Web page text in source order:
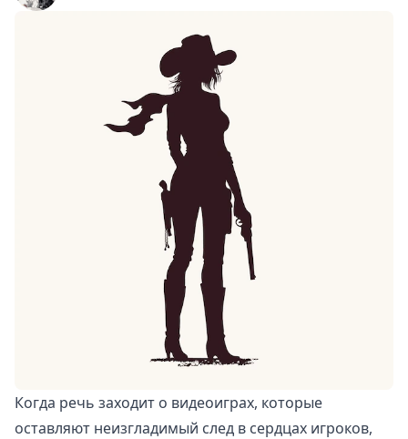
Когда речь заходит о видеоиграх, которые
оставляют неизгладимый след в сердцах игроков,